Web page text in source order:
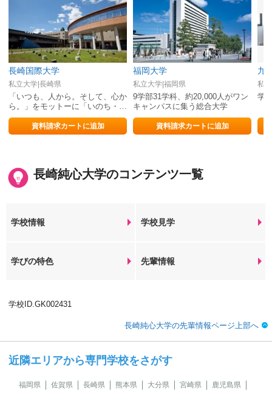
長崎国際大学
私立大学|長崎県
「いつも、人から。そして、心か
ら。」をモットーに「いのち・健
康・くらし」に貢献する教育を展
資料請求カートに追加
福岡大学
私立大学|福岡県
9学部31学科、約20,000人がワン
キャンパスに集う総合大学
資料請求カートに追加
九
私
学
長崎純心大学のコンテンツ一覧
学校情報 学校見学
学びの特色 先輩情報
学校ID.GK002431
長崎純心大学の先輩情報ページ上部へ
近隣エリアから専門学校をさがす
福岡県 佐賀県 長崎県 熊本県 大分県 宮崎県
鹿児島県